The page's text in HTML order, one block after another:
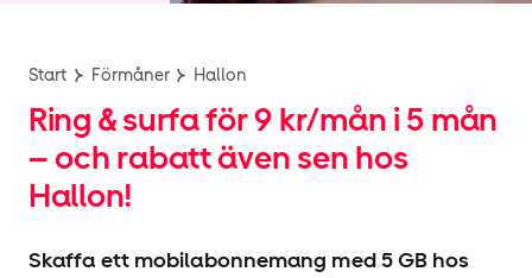
Start Förmåner Hallon
Ring & surfa för 9 kr/mån i 5 mån
– och rabatt även sen hos
Hallon!
Skaffa ett mobilabonnemang med 5 GB hos